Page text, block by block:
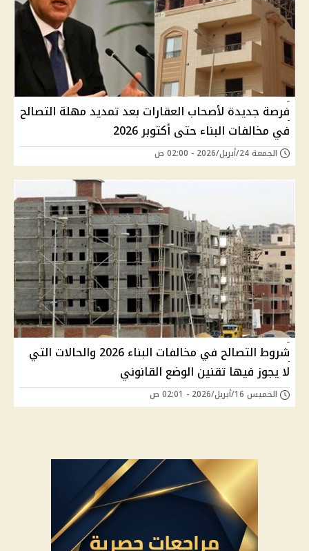
فرصة جديدة لأصحاب العقارات بعد تمديد مهلة التصالح
في مخالفات البناء حتى أكتوبر 2026
الجمعة 24/أبريل/2026 - 02:00 ص
شروط التصالح في مخالفات البناء 2026 والحالات التي
لا يجوز فيها تقنين الوضع القانوني
الخميس 16/أبريل/2026 - 02:01 ص